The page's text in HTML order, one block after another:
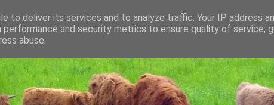
to deliver its services and to analyze traffic. Your IP address
performance and security metrics to ensure quality of service,
abuse.